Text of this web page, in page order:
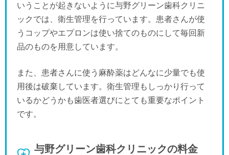
いうことが起きないように与野グリーン歯科クリニ
ックでは、衛生管理を行っています。患者さんが使
うコップやエプロンは使い捨てのものにして毎回新
品のものを用意しています。
また、患者さんに使う麻酔薬はどんなに少量でも使
用後は破棄しています。衛生管理もしっかり行って
いるかどうかも歯医者選びにとても重要なポイント
です。
与野グリーン歯科クリニックの料金